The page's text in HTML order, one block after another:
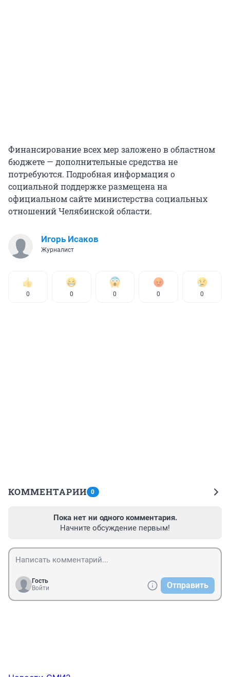
Финансирование всех мер заложено в областном
бюджете — дополнительные средства не
потребуются. Подробная информация о
социальной поддержке размещена на
официальном сайте министерства социальных
отношений Челябинской области.
Игорь Исаков
Журналист
0 0 0 0 0
КОММЕНТАРИИ 0
Пока нет ни одного комментария.
Начните обсуждение первым!
Гость
Войти
Отправить